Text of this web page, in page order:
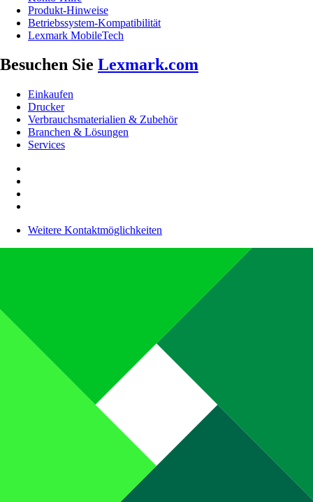
Produkt-Hinweise
Betriebssystem-Kompatibilität
Lexmark MobileTech
Besuchen Sie Lexmark.com
Einkaufen
Drucker
Verbrauchsmaterialien & Zubehör
Branchen & Lösungen
Services
Weitere Kontaktmöglichkeiten